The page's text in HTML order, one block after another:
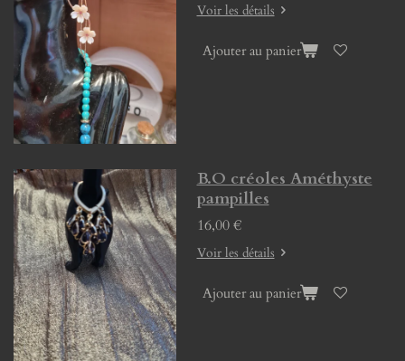
Voir les détails
Ajouter au panier
B.O créoles Améthyste
pampilles
16,00 €
Voir les détails
Ajouter au panier